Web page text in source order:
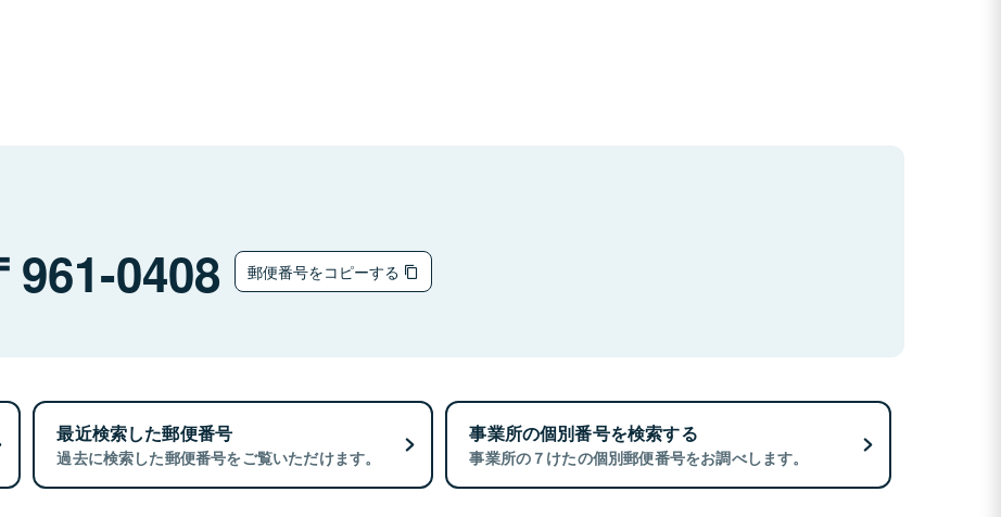
961-0408 郵便番号をコピーする
最近検索した郵便番号
過去に検索した郵便番号をご覧いただけます。
事業所の個別番号を検索する
事業所の７けたの個別郵便番号をお調べします。